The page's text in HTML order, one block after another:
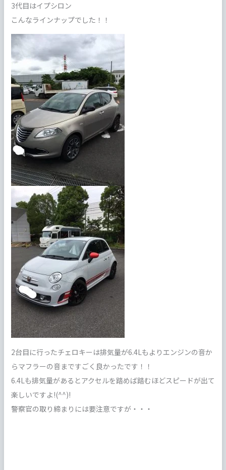
3代目はイプシロン
こんなラインナップでした！！
2台目に行ったチェロキーは排気量が6.4Lもよりエンジンの音か
らマフラーの音まですごく良かったです！！
6.4Lも排気量があるとアクセルを踏めば踏むほどスピードが出て
楽しいですよ!(^^)!
警察官の取り締まりには要注意ですが・・・